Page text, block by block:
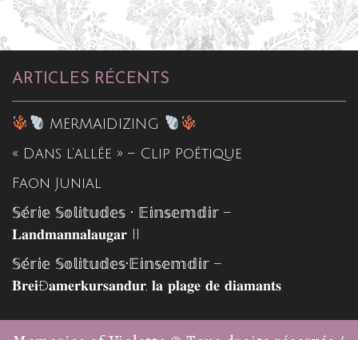
ARTICLES RÉCENTS
MERMAIDIZING
« Dans l’allée » – Clip Poétique
Faon Junial
𝕊𝕖́𝕣𝕚𝕖 𝕊𝕠𝕝𝕚𝕥𝕦𝕕𝕖𝕤 • 𝔼𝕚𝕟𝕤𝕖𝕞𝕕𝕚𝕣 –
𝐋𝐚𝐧𝐝𝐦𝐚𝐧𝐧𝐚𝐥𝐚𝐮𝐠𝐚𝐫 II
𝕊𝕖́𝕣𝕚𝕖 𝕊𝕠𝕝𝕚𝕥𝕦𝕕𝕖𝕤•𝔼𝕚𝕟𝕤𝕖𝕞𝕕𝕚𝕣 –
𝐁𝐫𝐞𝐢ð𝐚𝐦𝐞𝐫𝐤𝐮𝐫𝐬𝐚𝐧𝐝𝐮𝐫, 𝐥𝐚 𝐩𝐥𝐚𝐠𝐞 𝐝𝐞 𝐝𝐢𝐚𝐦𝐚𝐧𝐭𝐬